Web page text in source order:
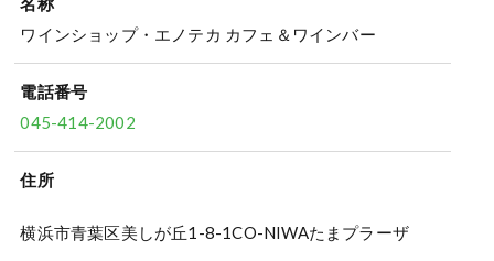
ワインショップ・エノテカ カフェ＆ワインバー
電話番号
045-414-2002
住所
横浜市青葉区美しが丘1-8-1CO-NIWAたまプラーザ